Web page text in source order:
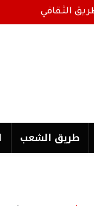
الثقافي
طریق الشعب